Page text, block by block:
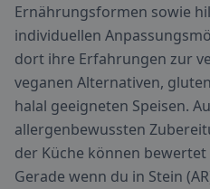
Ernährungsformen sowie
individuellen
dort ihre Erfahrungen zur
veganen Alternativen,
halal geeigneten Speisen.
allergenbewussten
der Küche können
Gerade wenn du in Stein